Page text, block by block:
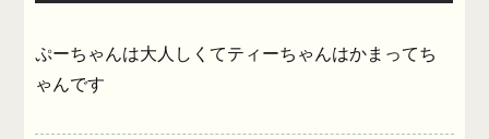
ぷーちゃんは大人しくてティーちゃんはかまってち
ゃんです